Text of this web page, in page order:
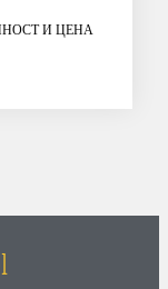
И ЦЕНА